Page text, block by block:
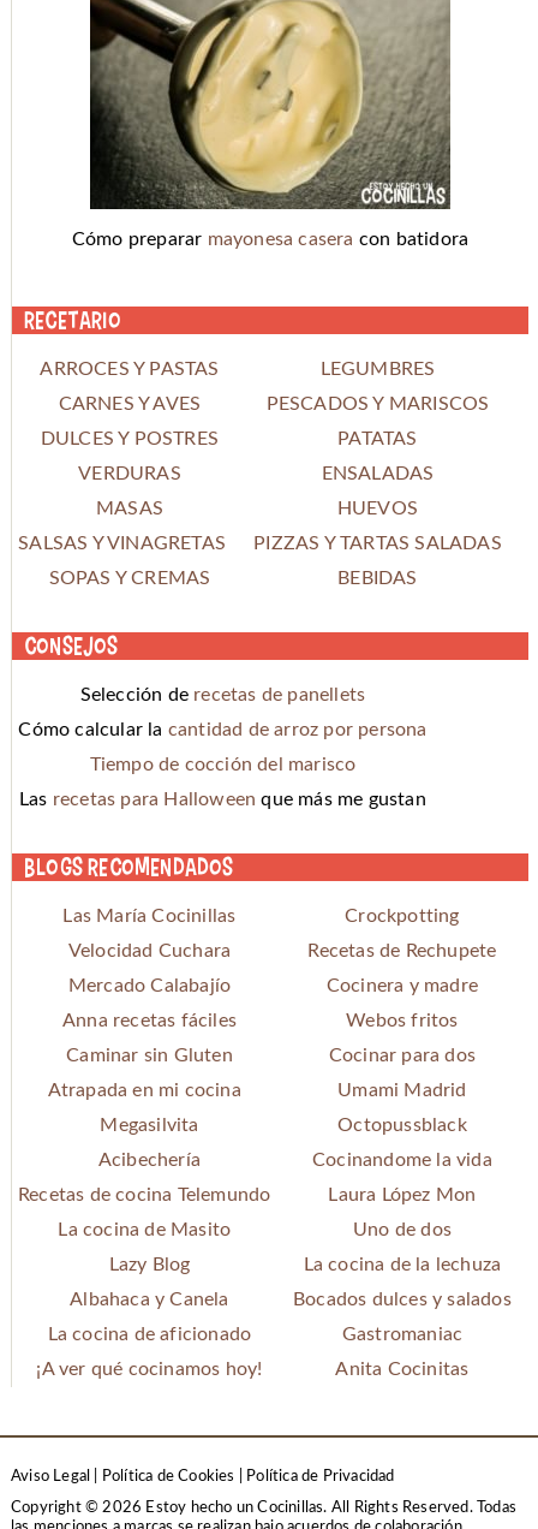
Cómo preparar mayonesa casera con batidora
Recetario
ARROCES Y PASTAS
LEGUMBRES
CARNES Y AVES
PESCADOS Y MARISCOS
DULCES Y POSTRES
PATATAS
VERDURAS
ENSALADAS
MASAS
HUEVOS
SALSAS Y VINAGRETAS
PIZZAS Y TARTAS SALADAS
SOPAS Y CREMAS
BEBIDAS
Consejos
Selección de recetas de panellets
Cómo calcular la cantidad de arroz por persona
Tiempo de cocción del marisco
Las recetas para Halloween que más me gustan
Blogs recomendados
Las María Cocinillas
Crockpotting
Velocidad Cuchara
Recetas de Rechupete
Mercado Calabajío
Cocinera y madre
Anna recetas fáciles
Webos fritos
Caminar sin Gluten
Cocinar para dos
Atrapada en mi cocina
Umami Madrid
Megasilvita
Octopussblack
Acibechería
Cocinandome la vida
Recetas de cocina Telemundo
Laura López Mon
La cocina de Masito
Uno de dos
Lazy Blog
La cocina de la lechuza
Albahaca y Canela
Bocados dulces y salados
La cocina de aficionado
Gastromaniac
¡A ver qué cocinamos hoy!
Anita Cocinitas
Aviso Legal Política de Cookies
Política de Privacidad
Copyright © 2026 Estoy hecho un Cocinillas. All Rights Reserved.Todas